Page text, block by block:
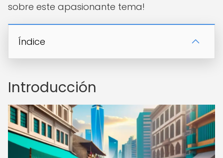
sobre este apasionante tema!
Índice
Introducción